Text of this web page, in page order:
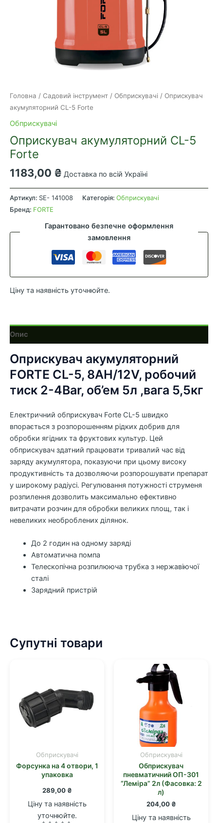
Головна / Садовий інструмент / Обприскувачі / Оприскувач
акумуляторний CL-5 Forte
Обприскувачі
Оприскувач акумуляторний CL-5
Forte
1183,00 ₴ Доставка по всій Україні
Оприскувач
акумуляторний
CL-
Forte
Артикул: SE- 141008 Категорія: Обприскувачі
Бренд: FORTE
Гарантовано безпечне оформлення
замовлення
Ціну та наявність уточнюйте.
Опис
Оприскувач акумуляторний
FORTE CL-5, 8АН/12V, робочий
тиск 2-4Bar, об’ем 5л ,вага 5,5кг
Електричний обприскувач Forte CL-5 швидко
впорається з розпорошенням рідких добрив для
обробки ягідних та фруктових культур. Цей
обприскувач здатний працювати тривалий час від
заряду акумулятора, показуючи при цьому високу
продуктивність та дозволяючи розпорошувати препарат
у широкому радіусі. Регулювання потужності струменя
розпилення дозволить максимально ефективно
витрачати розчин для обробки великих площ, так і
невеликих необроблених ділянок.
До 2 годин на одному заряді
Автоматична помпа
Телескопічна розпилююча трубка з нержавіючої
сталі
Зарядний пристрій
Супутні товари
Обприскувачі
Форсунка на 4 отвори, 1
упаковка
289,00 ₴
Ціну та наявність
уточнюйте.
Обприскувачі
Обприскувач
пневматичний ОП-301
“Лемiра” 2л (Фасовка: 2
л)
204,00 ₴
Ціну та наявність